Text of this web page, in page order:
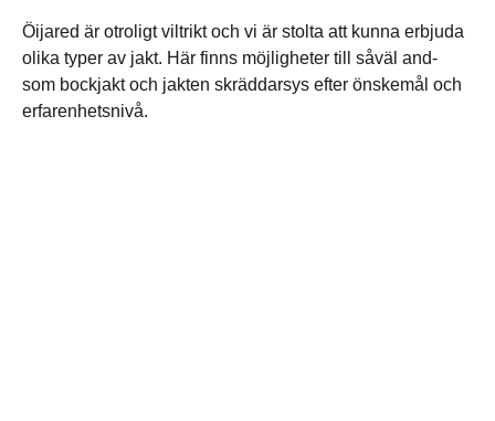
Öijared är otroligt viltrikt och vi är stolta att kunna erbjuda
olika typer av jakt. Här finns möjligheter till såväl and-
som bockjakt och jakten skräddarsys efter önskemål och
erfarenhetsnivå.